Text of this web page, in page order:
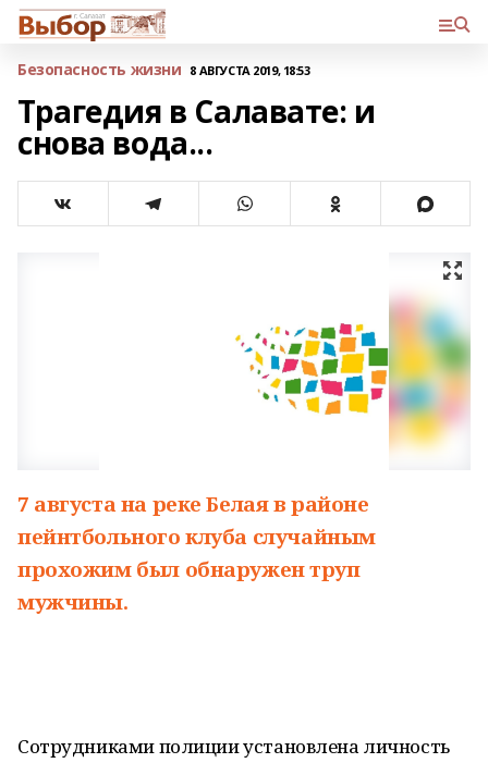
Безопасность жизни 8 АВГУСТА 2019, 18:53
Трагедия в Салавате: и
снова вода...
7 августа на реке Белая в районе
пейнтбольного клуба случайным
прохожим был обнаружен труп
мужчины.
Сотрудниками полиции установлена личность